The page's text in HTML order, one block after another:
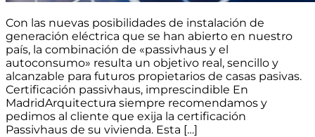
Con las nuevas posibilidades de instalación de
generación eléctrica que se han abierto en nuestro
país, la combinación de «passivhaus y el
autoconsumo» resulta un objetivo real, sencillo y
alcanzable para futuros propietarios de casas pasivas.
Certificación passivhaus, imprescindible En
MadridArquitectura siempre recomendamos y
pedimos al cliente que exija la certificación
Passivhaus de su vivienda. Esta […]